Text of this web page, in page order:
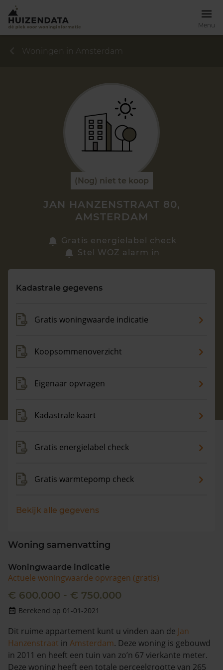
Menu
Vragen? Neem contact met ons op
088 220 4200
Woningen in Amsterdam
(Nog) niet te koop
JAN HANZENSTRAAT 80,
AMSTERDAM
Gratis energielabel check
Stel WOZ alarm in
Kadastrale gegevens
Gratis woningwaarde indicatie
Koopsommenoverzicht
Eigenaar opvragen
Kadastrale kaart
Gratis energielabel check
Gratis warmtepomp check
Bekijk alle gegevens
Woning samenvatting
Woningwaarde indicatie
Actuele woningwaarde opvragen (gratis)
€ 600.000 - € 750.000
Berekend op 01-01-2021
Dit ruime appartement kunt u vinden aan de Jan
Hanzenstraat in Amsterdam. Deze woning is gebouwd
in 2011 en heeft een tuin van zo’n 67 vierkante meter.
Deze woning heeft een totale perceelgrootte van 265